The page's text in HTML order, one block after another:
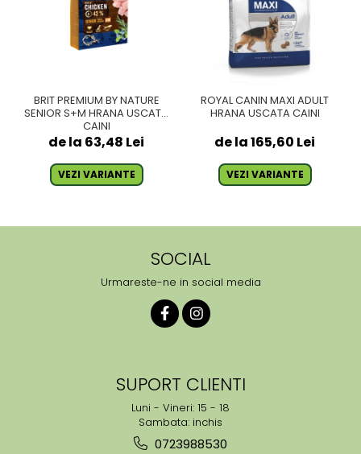
BRIT PREMIUM BY NATURE
SENIOR S+M HRANA USCATA
CAINI
de la 63,48 Lei
VEZI VARIANTE
ROYAL CANIN MAXI ADULT
HRANA USCATA CAINI
de la 165,60 Lei
VEZI VARIANTE
SOCIAL
Urmareste-ne in social media
SUPORT CLIENTI
Luni - Vineri: 15 - 18
Sambata: inchis
0723988530